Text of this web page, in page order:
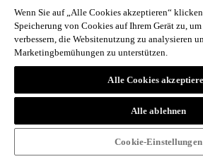
Julia Hörmann-Thurn und Taxis
Erika Kustatscher
Renate Abram
Wenn Sie auf „Alle Cookies akzeptieren“
Speicherung von Cookies auf Ihrem Gerät zu,
verbessern, die Websitenutzung zu analysieren
Marketingbemühungen zu unterstützen.
Alle Cookies
Alle ablehnen
Cookie-Einstellungen